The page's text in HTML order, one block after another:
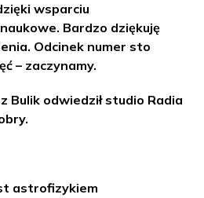
wsparciu
Bardzo dziękuję
Odcinek numer sto
– zaczynamy.
Bulik odwiedził studio Radia
astrofizykiem